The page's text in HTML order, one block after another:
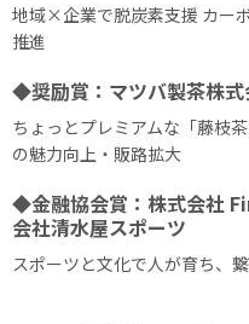
地域×企業で脱炭素支援 カー
推進
◆奨励賞：マツバ製茶株式
ちょっとプレミアムな「藤枝
の魅力向上・販路拡大
◆金融協会賞：株式会社
会社清水屋スポーツ
スポーツと文化で人が育ち、